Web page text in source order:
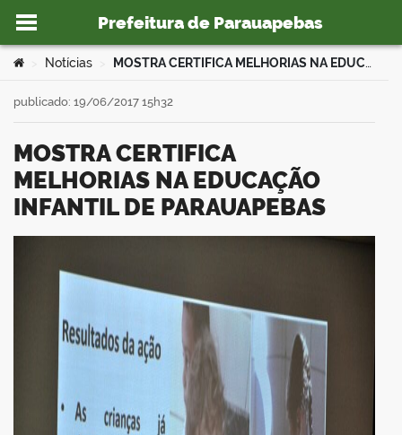
Ir para o conteúdo
Prefeitura de Parauapebas
portal
Você está aqui:
Notícias MOSTRA CERTIFICA MELHORIAS NA EDUCAÇÃO INFANTIL DE PARAUAPEBAS
MOSTRA CERTIFICA
MELHORIAS NA EDUCAÇÃO
INFANTIL DE PARAUAPEBAS
publicado: 19/06/2017 15h32